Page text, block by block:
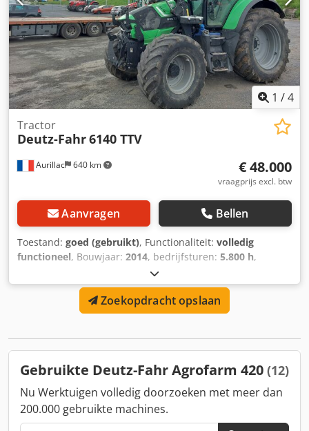
1 /4
Aurillac 640 km
Tractor
Deutz-Fahr6140 TTV
€ 48.000
vraagprijs excl. btw
Aanvragen Bellen
Toestand: goed (gebruikt), Functionaliteit: volledig
functioneel, Bouwjaar: 2014, bedrijfsturen: 5.800 h,
102,97 kW (140,00 pk)
soort overbrenging:hydrostaat, brandstoftype:diesel,
maximale snelheid:40 km/h, kleur:groen,
machine-/voertuignummer:WSXV710200LD50158
cabinevering Credpfxsx Tcy To Aifjf
Zoekopdracht opslaan
Gebruikte Deutz-Fahr Agrofarm 420 (12)
Nu Werktuigen volledig doorzoeken met meer dan
200.000 gebruikte machines.